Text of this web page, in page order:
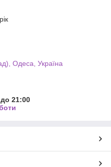
Одеса, Україна
21:00